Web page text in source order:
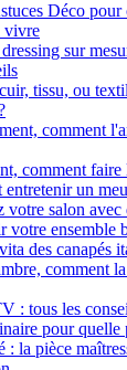
Déco pour
vivre
sur
tissu, ou
comment
comment faire
entretenir un
votre salon avec
votre ensemble
des canapés
comment
: tous les
pour quelle
: la pièce